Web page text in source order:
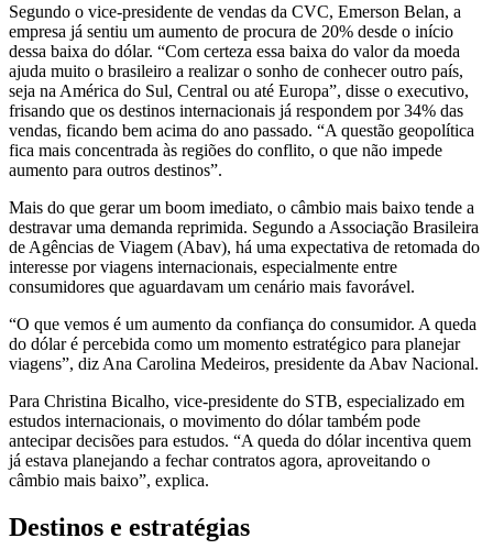
Segundo o vice-presidente de vendas da CVC, Emerson Belan, a
empresa já sentiu um aumento de procura de 20% desde o início
dessa baixa do dólar. “Com certeza essa baixa do valor da moeda
ajuda muito o brasileiro a realizar o sonho de conhecer outro país,
seja na América do Sul, Central ou até Europa”, disse o executivo,
frisando que os destinos internacionais já respondem por 34% das
vendas, ficando bem acima do ano passado. “A questão geopolítica
fica mais concentrada às regiões do conflito, o que não impede
aumento para outros destinos”.
Mais do que gerar um boom imediato, o câmbio mais baixo tende a
destravar uma demanda reprimida. Segundo a Associação Brasileira
de Agências de Viagem (Abav), há uma expectativa de retomada do
interesse por viagens internacionais, especialmente entre
consumidores que aguardavam um cenário mais favorável.
“O que vemos é um aumento da confiança do consumidor. A queda
do dólar é percebida como um momento estratégico para planejar
viagens”, diz Ana Carolina Medeiros, presidente da Abav Nacional.
Para Christina Bicalho, vice-presidente do STB, especializado em
estudos internacionais, o movimento do dólar também pode
antecipar decisões para estudos. “A queda do dólar incentiva quem
já estava planejando a fechar contratos agora, aproveitando o
câmbio mais baixo”, explica.
Destinos e estratégias